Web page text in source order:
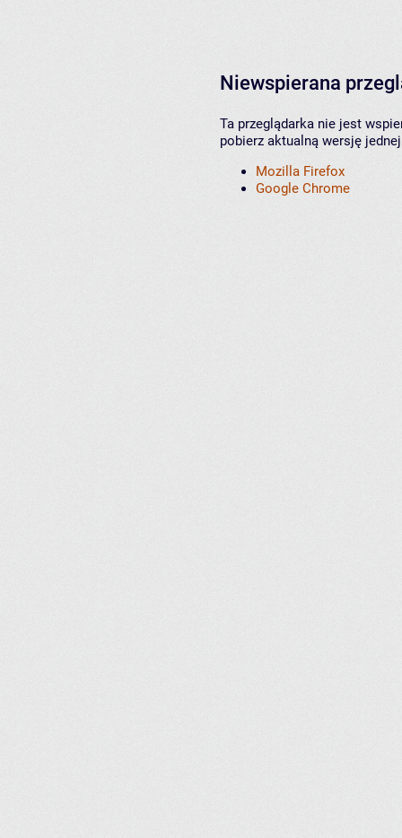
Niewspierana
Ta przeglądarka nie jest
pobierz aktualną wersję
Mozilla Firefox
Google Chrome